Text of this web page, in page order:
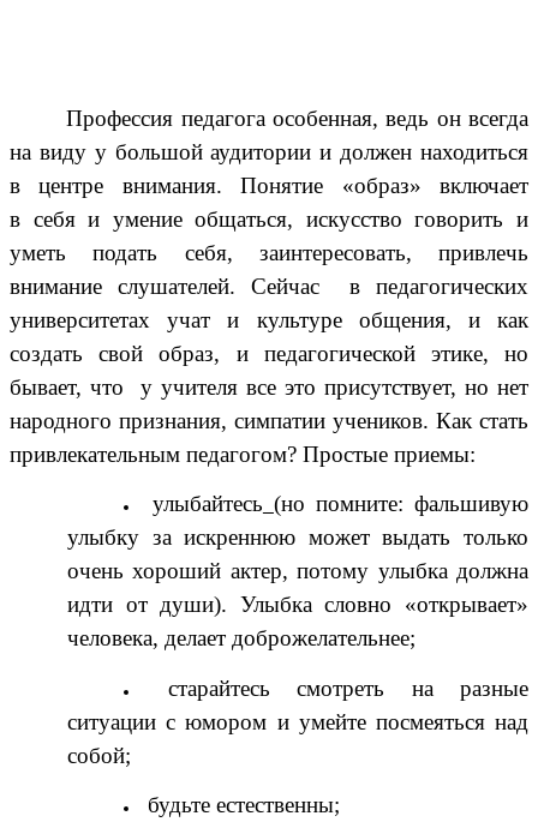
Профессия педагога особенная, ведь он всегда
на виду у большой аудитории и должен находиться
в центре внимания. Понятие «образ» включает
в себя и умение общаться, искусство говорить и
уметь подать себя, заинтересовать, привлечь
внимание слушателей. Сейчас в педагогических
университетах учат и культуре общения, и как
создать свой образ, и педагогической этике, но
бывает, что у учителя все это присутствует, но нет
народного признания, симпатии учеников. Как стать
привлекательным педагогом? Простые приемы:
улыбайтесь (но помните: фальшивую
улыбку за искреннюю может выдать только
очень хороший актер, потому улыбка должна
идти от души). Улыбка словно «открывает»
человека, делает доброжелательнее;
старайтесь смотреть на разные
ситуации с юмором и умейте посмеяться над
собой;
будьте естественны;